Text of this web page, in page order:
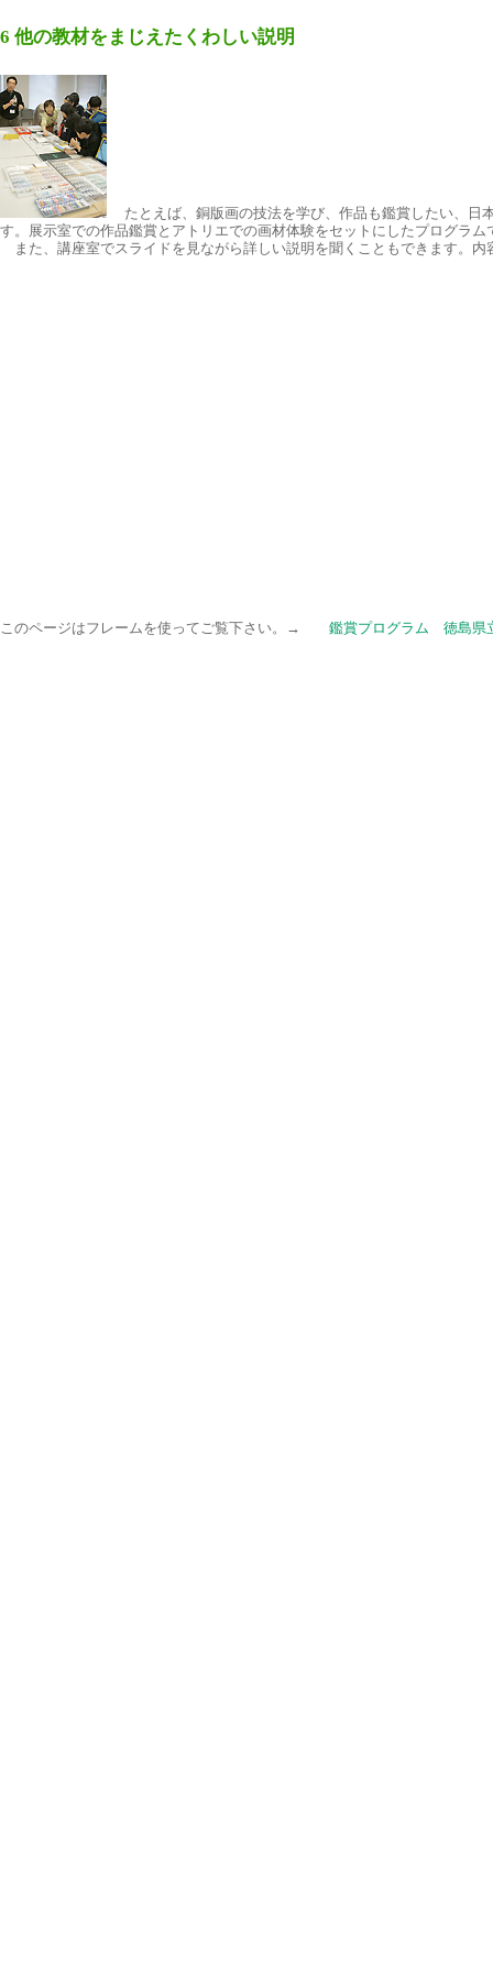
6 他の教材をまじえたくわしい説明
たとえば、銅版画の技法を学び、作品も鑑賞したい、日
す。展示室での作品鑑賞とアトリエでの画材体験をセットにしたプログラム
また、講座室でスライドを見ながら詳しい説明を聞くこともできます。
このページはフレームを使ってご覧下さい。→ 鑑賞プログラム 徳島県